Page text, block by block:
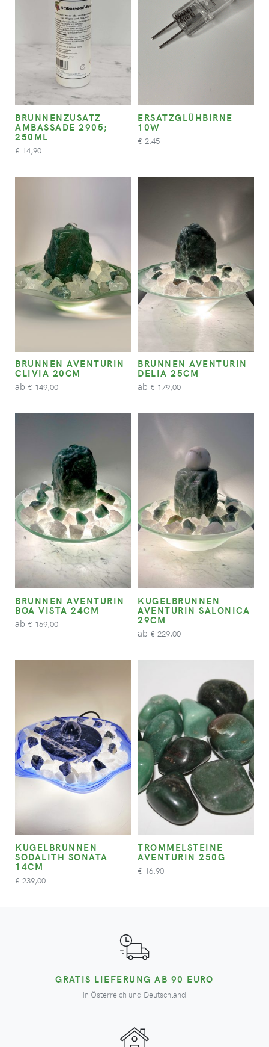
BRUNNENZUSATZ
AMBASSADE 2905;
250ML
€ 14,90
ERSATZGLÜHBIRNE
10W
€ 2,45
BRUNNEN AVENTURIN
CLIVIA 20CM
ab € 149,00
BRUNNEN AVENTURIN
DELIA 25CM
ab € 179,00
BRUNNEN AVENTURIN
BOA VISTA 24CM
ab € 169,00
KUGELBRUNNEN
AVENTURIN SALONICA
29CM
ab € 229,00
KUGELBRUNNEN
SODALITH SONATA
14CM
€ 239,00
TROMMELSTEINE
AVENTURIN 250G
€ 16,90
GRATIS LIEFERUNG AB 90 EURO
in Österreich und Deutschland